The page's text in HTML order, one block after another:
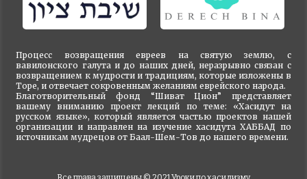
Процесс возвращения евреев на святую землю, с
вавилонского галута и до наших дней, неразрывно связан с
возвращением к мудрости и традициям, которые изложены в
Торе, и отвечает сокровенным желаниям еврейского народа.
Благотворительный фонд “Шиват Цион” представляет
вашему вниманию проект лекций по теме: «Хасидут на
русском языке», который является частью проектов нашей
организации и направлен на изучение хасидута ХАББАД по
источникам мудрецов от Баал-Шем-Тов до нашего времени.